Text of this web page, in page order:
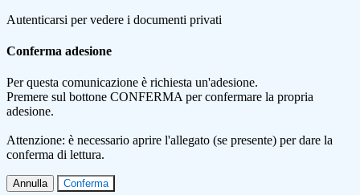
Autenticarsi per vedere i documenti privati
Conferma adesione
Per questa comunicazione è richiesta un'adesione.
Premere sul bottone CONFERMA per confermare la propria
adesione.
Attenzione: è necessario aprire l'allegato (se presente) per dare la
conferma di lettura.
Annulla Conferma